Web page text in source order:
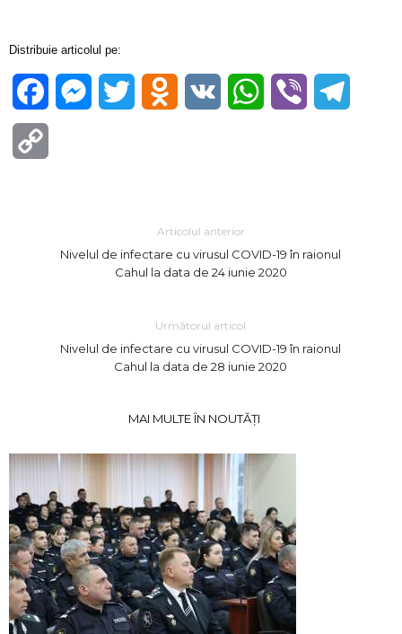
Distribuie articolul pe:
FacebookMessenger
Twitter Odnoklassniki
VK WhatsApp
Viber
Articolul anterior
Nivelul de infectare cu virusul COVID-19 în raionul
Cahul la data de 24 iunie 2020
Următorul articol
Nivelul de infectare cu virusul COVID-19 în raionul
Cahul la data de 28 iunie 2020
MAI MULTE ÎN NOUTĂȚI